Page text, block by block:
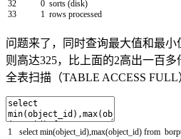
32
33
0 sorts (disk)
1 rows processed
问题来了，同时查询最大值和最小
则高达325，比上面的2高出一百
全表扫描（TABLE ACCESS FULL
1
select min(object_id) max(object_id) from